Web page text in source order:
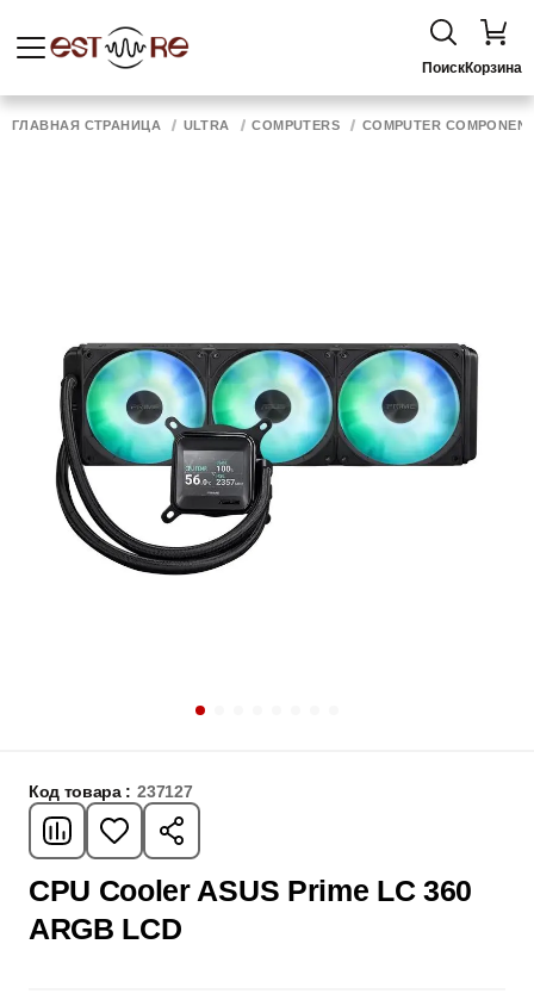
ПоискКорзина
ГЛАВНАЯ СТРАНИЦА ULTRA COMPUTERS COMPUTER
Код товара : 237127
CPU Cooler ASUS Prime LC 360
ARGB LCD